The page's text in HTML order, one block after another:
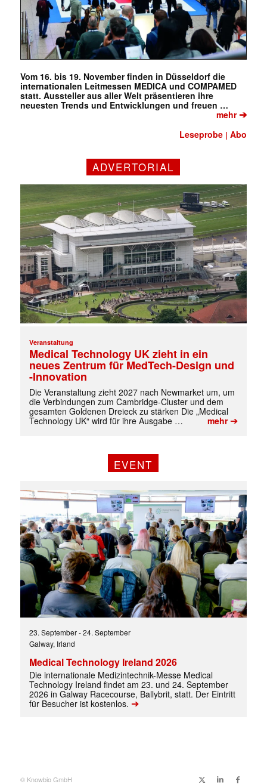
✕
Vom 16. bis 19. November finden in Düsseldorf die
internationalen Leitmessen MEDICA und COMPAMED
statt. Aussteller aus aller Welt präsentieren ihre
neuesten Trends und Entwicklungen und freuen …
mehr➔
Leseprobe |Abo
ADVERTORIAL
Veranstaltung
Medical Technology UK zieht in ein
neues Zentrum für MedTech-Design und
-Innovation
Die Veranstaltung zieht 2027 nach Newmarket um, um
die Verbindungen zum Cambridge-Cluster und dem
gesamten Goldenen Dreieck zu stärken Die „Medical
Technology UK“ wird für ihre Ausgabe …
mehr➔
EVENT
23. September-24. September
Galway, Irland
Medical Technology Ireland 2026
Die internationale Medizintechnik-Messe Medical
Technology Ireland findet am 23. und 24. September
2026 in Galway Racecourse, Ballybrit, statt. Der Eintritt
für Besucher ist kostenlos. ➔
© Knowbio GmbH